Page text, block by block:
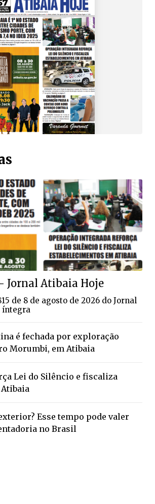
- Jornal Atibaia Hoje
de 8 de agosto de 2026 do Jornal
íntegra
é fechada por exploração
Morumbi, em Atibaia
Lei do Silêncio e fiscaliza
Esse tempo pode valer
no Brasil